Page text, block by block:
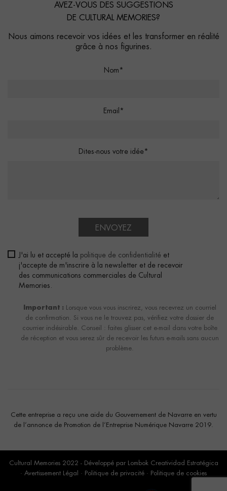
AVEZ-VOUS DES SUGGESTIONS
DE CULTURAL MEMORIES?
Nous aimons recevoir vos idées et les transformer en réalité
grâce à nos figurines.
Nom*
Email*
Dites-nous votre idée*
ENVOYEZ
J'ai lu et accepté la politique de confidentialité et
j'accepte de m'inscrire à la newsletter et de recevoir
des communications commerciales de Cultural
Memories.
Important : Lorsque vous vous inscrirez, vous recevrez un courriel
de confirmation. Si vous ne le trouvez pas, vérifiez votre dossier de
courrier indésirable. Conseil : faites glisser cet e-mail dans votre boîte
de réception et vous serez sûr de recevoir les futurs e-mails sans aucun
problème.
Cette entreprise a reçu une aide du Gouvernement de Navarre en vertu
de l’annonce de Promotion de l’Entreprise Numérique Navarre 2019.
Cultural Memories 2022 - Développé par Lombok Creatividad Estratégica
· Avertissement Légal · Politique de privacité · Politique de cookies